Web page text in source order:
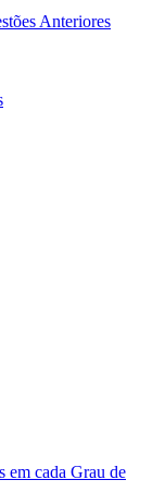
Anteriores
em cada Grau de